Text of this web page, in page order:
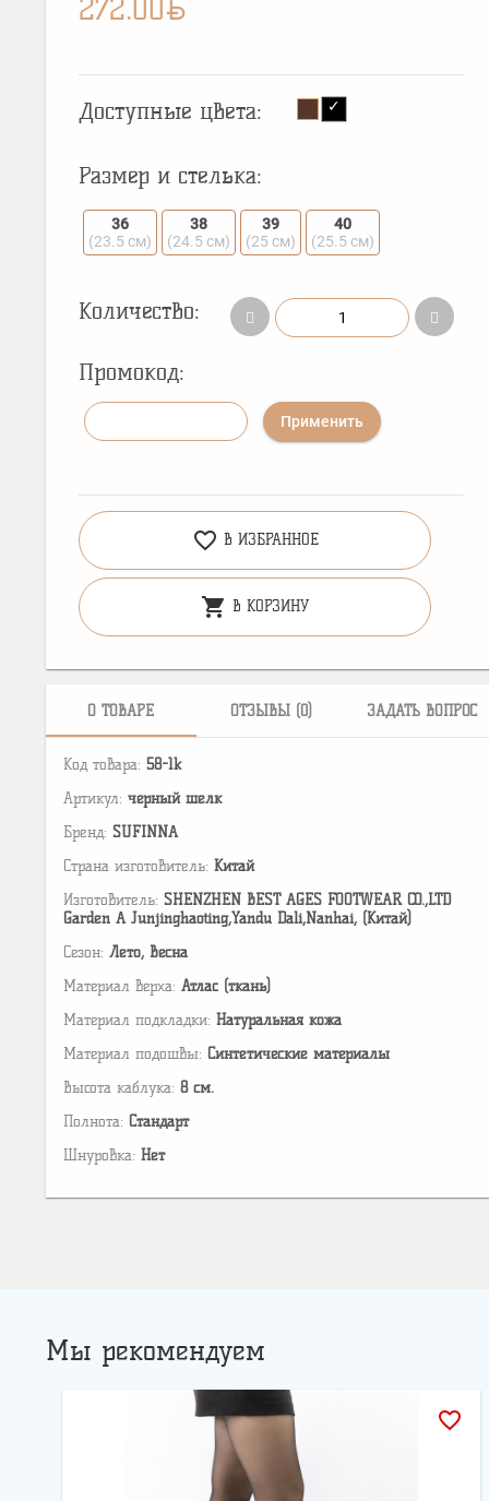
272.00
Доступные цвета:
Размер и стелька:
36
(23.5 см)
38
(24.5 см)
39
(25 см)
40
(25.5 см)
Количество:
Промокод:
Применить
favorite_border В ИЗБРАННОЕ
shopping_cart В КОРЗИНУ
О ТОВАРЕ ОТЗЫВЫ (0) ЗАДАТЬ ВОПРОС
Код товара: 58-1k
Артикул: черный шелк
Бренд: SUFINNA
Страна изготовитель: Китай
Изготовитель: SHENZHEN BEST AGES FOOTWEAR CO.,LTD
Garden A Junjinghaoting,Yandu Dali,Nanhai, (Китай)
Сезон: Лето, Весна
Материал верха: Атлас (ткань)
Материал подкладки: Натуральная кожа
Материал подошвы: Cинтетические материалы
Высота каблука: 8 см.
Полнота: Стандарт
Шнуровка: Нет
Мы рекомендуем
favorite_border